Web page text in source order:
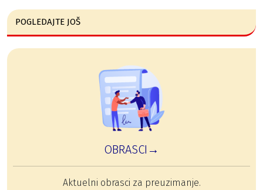
POGLEDAJTE JOŠ
OBRASCI→
Aktuelni obrasci za preuzimanje.